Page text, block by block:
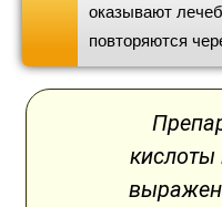
оказывают
повторяются
кислоты